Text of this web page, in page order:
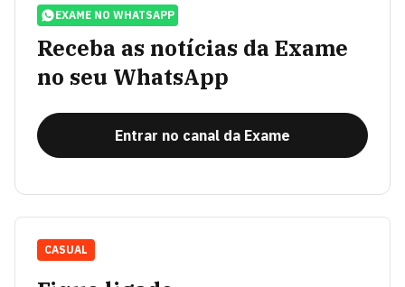
EXAME NO WHATSAPP
Receba as notícias da Exame
no seu WhatsApp
Entrar no canal da Exame
CASUAL